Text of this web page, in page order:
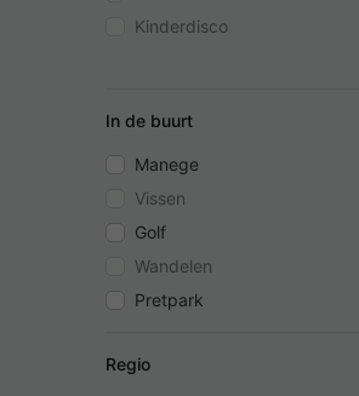
Kinderdisco
In de buurt
Manege
Vissen
Golf
Wandelen
Pretpark
Regio